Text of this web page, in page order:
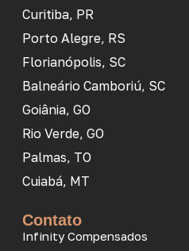
Curitiba, PR
Porto Alegre, RS
Florianópolis, SC
Balneário Camboriú, SC
Goiânia, GO
Rio Verde, GO
Palmas, TO
Cuiabá, MT
Contato
Infinity Compensados